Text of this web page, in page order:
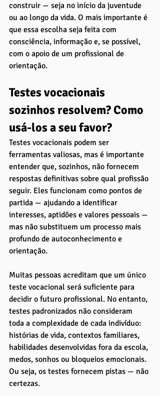
construir — seja no início da juventude
ou ao longo da vida. O mais importante é
que essa escolha seja feita com
consciência, informação e, se possível,
com o apoio de um profissional de
orientação.
Testes vocacionais
sozinhos resolvem? Como
usá-los a seu favor?
Testes vocacionais podem ser
ferramentas valiosas, mas é importante
entender que, sozinhos, não fornecem
respostas definitivas sobre qual profissão
seguir. Eles funcionam como pontos de
partida — ajudando a identificar
interesses, aptidões e valores pessoais —
mas não substituem um processo mais
profundo de autoconhecimento e
orientação.
Muitas pessoas acreditam que um único
teste vocacional será suficiente para
decidir o futuro profissional. No entanto,
testes padronizados não consideram
toda a complexidade de cada indivíduo:
histórias de vida, contextos familiares,
habilidades desenvolvidas fora da escola,
medos, sonhos ou bloqueios emocionais.
Ou seja, os testes fornecem pistas — não
certezas.